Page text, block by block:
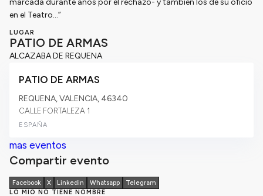
en el Teatro…”
LUGAR
PATIO DE ARMAS
ALCAZABA DE REQUENA
PATIO DE ARMAS
REQUENA, VALENCIA, 46340
CALLE FORTALEZA 1
ESPAÑA
mas eventos
Compartir evento
Facebook X Linkedin Whatsapp Telegram
LO MIO NO TIENE NOMBRE